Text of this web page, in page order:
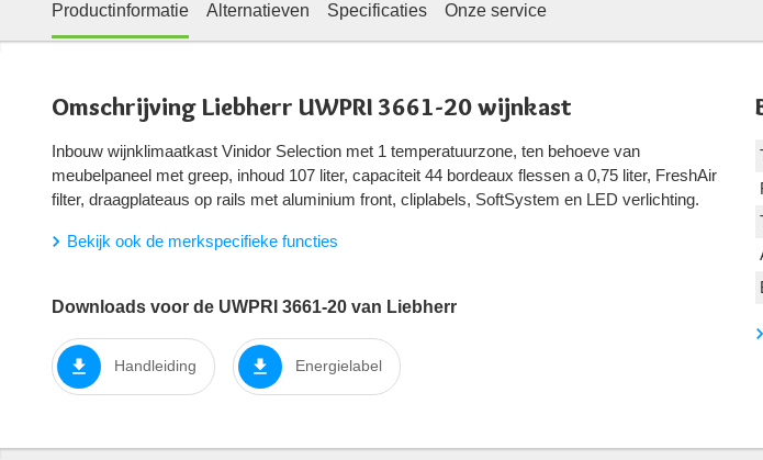
Productinformatie Alternatieven Specificaties Onze service
Omschrijving Liebherr UWPRI 3661-20 wijnkast
Inbouw wijnklimaatkast Vinidor Selection met 1 temperatuurzone, ten behoeve van
meubelpaneel met greep, inhoud 107 liter, capaciteit 44 bordeaux flessen a 0,75 liter, FreshAir
filter, draagplateaus op rails met aluminium front, cliplabels, SoftSystem en LED verlichting.
Bekijk ook de merkspecifieke functies
Downloads voor de UWPRI 3661-20 van Liebherr
Handleiding Energielabel